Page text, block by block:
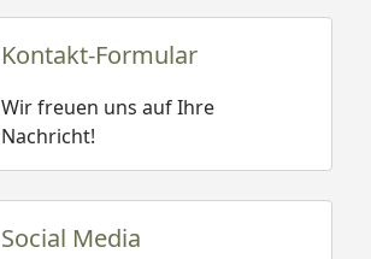
Kontakt-Formular
Wir freuen uns auf Ihre
Nachricht!
Social Media